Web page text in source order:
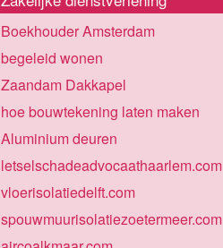
Boekhouder Amsterdam
begeleid wonen
Zaandam Dakkapel
hoe bouwtekening laten maken
Aluminium deuren
letselschadeadvocaathaarlem.com
vloerisolatiedelft.com
spouwmuurisolatiezoetermeer.com